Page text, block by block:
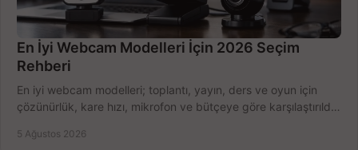
En İyi Webcam Modelleri İçin 2026 Seçim
Rehberi
En iyi webcam modelleri; toplantı, yayın, ders ve oyun için
çözünürlük, kare hızı, mikrofon ve bütçeye göre karşılaştırıldı.
5 Ağustos 2026